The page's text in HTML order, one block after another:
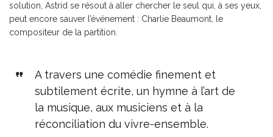
solution, Astrid se résout à aller chercher le seul qui, à ses yeux,
peut encore sauver l’événement : Charlie Beaumont, le
compositeur de la partition.
A travers une comédie finement et
subtilement écrite, un hymne à l’art de
la musique, aux musiciens et à la
réconciliation du vivre-ensemble.